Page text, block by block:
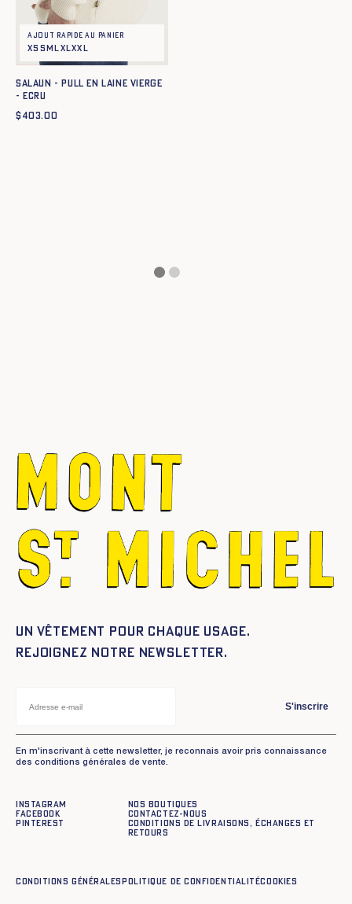
Ajout rapide au panier
XS S M L XLXXL
SALAUN - PULL EN LAINE VIERGE
- ECRU
$403.00
Un vêtement pour chaque usage.
Rejoignez notre newsletter.
S'inscrire
En m'inscrivant à cette newsletter, je reconnais avoir pris connaissance
des conditions générales de vente.
Instagram
Facebook
Pinterest
Nos boutiques
Contactez-nous
Conditions de livraisons, échanges et
retours
Conditions générales Politique de confidentialitéCookies